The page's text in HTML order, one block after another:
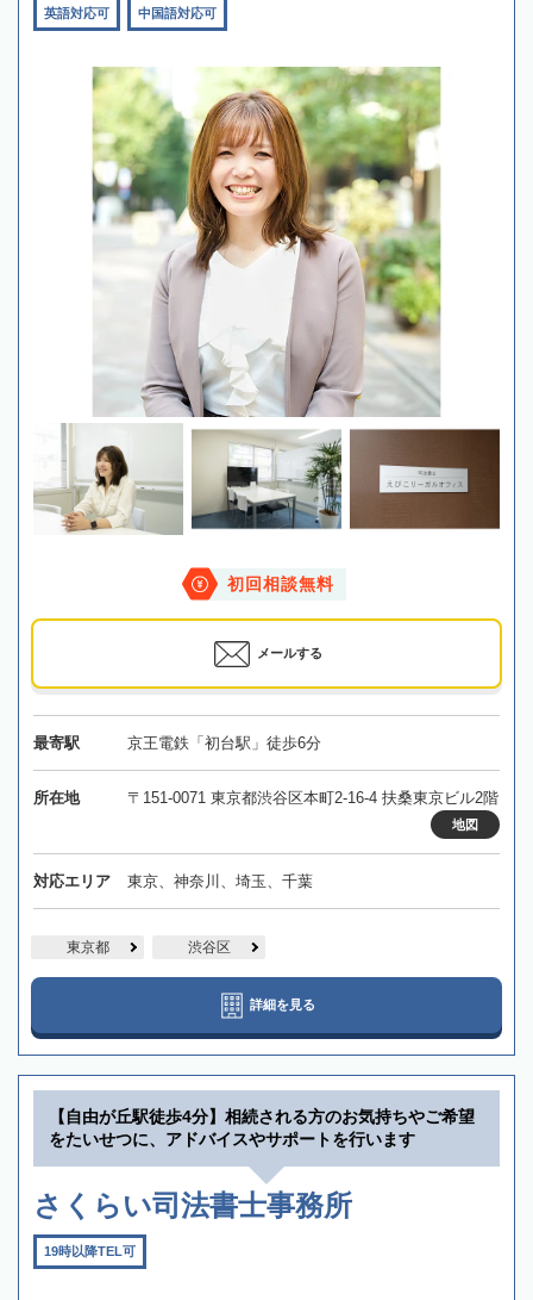
英語対応可 中国語対応可
初回相談無料
メールする
最寄駅 京王電鉄「初台駅」徒歩6分
所在地 〒151-0071 東京都渋谷区本町2-16-4 扶桑東京ビル2階
地図
対応エリア 東京、神奈川、埼玉、千葉
東京都 渋谷区
詳細を見る
【自由が丘駅徒歩4分】相続される方のお気持ちやご希望
をたいせつに、アドバイスやサポートを行います
さくらい司法書士事務所
19時以降TEL可